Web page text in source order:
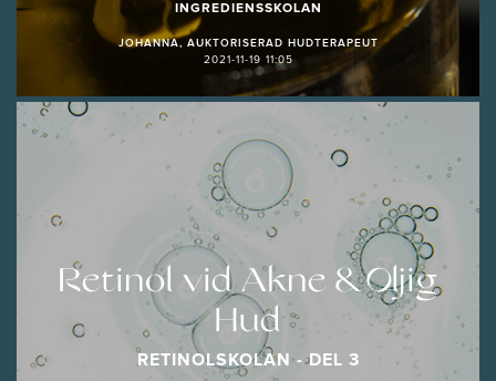
INGREDIENSSKOLAN
JOHANNA, AUKTORISERAD HUDTERAPEUT
2021-11-19 11:05
Retinol vid Akne & Oljig
Hud
RETINOLSKOLAN - DEL 3